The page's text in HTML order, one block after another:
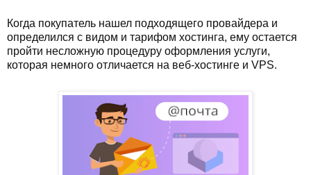
Когда покупатель нашел подходящего провайдера и
определился с видом и тарифом хостинга, ему остается
пройти несложную процедуру оформления услуги,
которая немного отличается на веб-хостинге и VPS.